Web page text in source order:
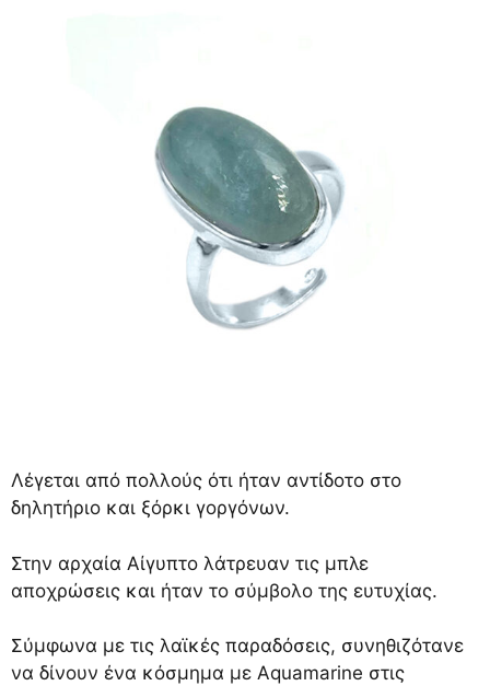
Λέγεται από πολλούς ότι ήταν αντίδοτο στο
δηλητήριο και ξόρκι γοργόνων.
Στην αρχαία Αίγυπτο λάτρευαν τις μπλε
αποχρώσεις και ήταν το σύμβολο της ευτυχίας.
Σύμφωνα με τις λαϊκές παραδόσεις, συνηθιζότανε
να δίνουν ένα κόσμημα με Aquamarine στις